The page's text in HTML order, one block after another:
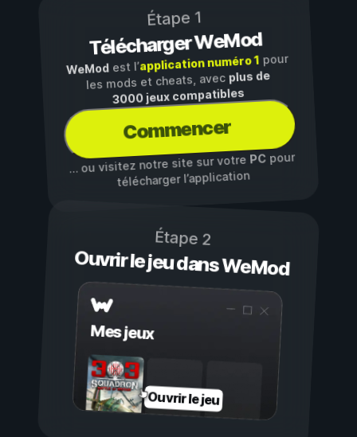
Étape 1
Télécharger WeMod
WeModest l’application numéro 1pour
les mods et cheats, avec plus de
3000 jeux compatibles
Commencer
… ou visitez notre site sur votre PCpour
télécharger l’application
Étape 2
Ouvrir le jeu dans WeMod
Mes jeux
Ouvrir le jeu